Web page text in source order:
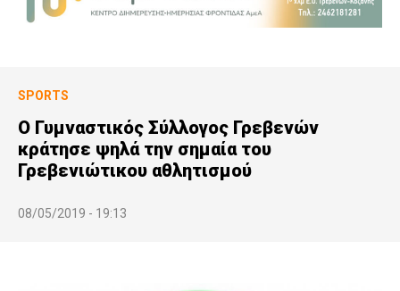
SPORTS
Ο Γυμναστικός Σύλλογος Γρεβενών
κράτησε ψηλά την σημαία του
Γρεβενιώτικου αθλητισμού
08/05/2019 - 19:13